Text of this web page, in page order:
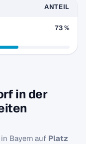
ANTEIL
73 %
in der
Bayern auf Platz